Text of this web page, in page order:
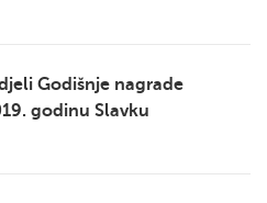
Godišnje nagrade
godinu Slavku